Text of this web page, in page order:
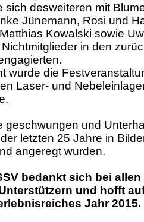
sich desweiteren mit
Jünemann, Rosi und
Kowalski sowie
in den
wurde die
Laser- und
geschwungen und
letzten 25 Jahre in
angeregt wurden.
bedankt sich bei allen
und hofft
Jahr 2015.